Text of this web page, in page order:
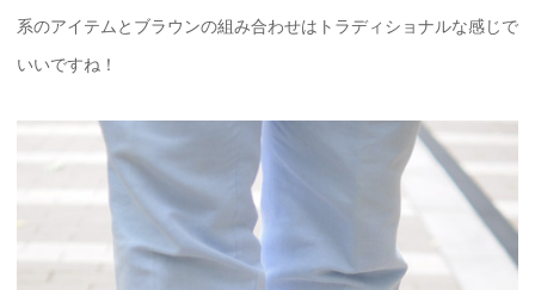
系のアイテムとブラウンの組み合わせはトラディショナルな感じで
いいですね！